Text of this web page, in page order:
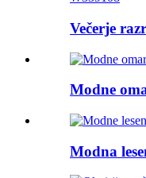
Večerje
Modne
Modna